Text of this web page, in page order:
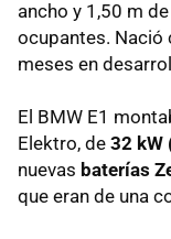
ancho y 1,50 m
ocupantes. Nació
meses en
El BMW E1
Elektro, de 32 kW
nuevas baterías
que eran de una